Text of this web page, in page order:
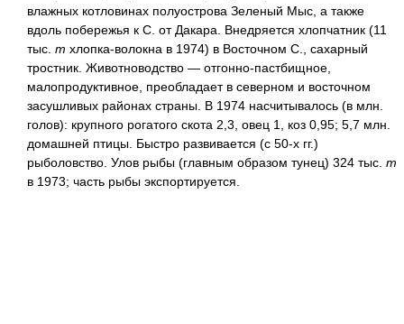
влажных котловинах полуострова Зеленый Мыс, а также
вдоль побережья к С. от Дакара. Внедряется хлопчатник (11
тыс. т хлопка-волокна в 1974) в Восточном С., сахарный
тростник. Животноводство — отгонно-пастбищное,
малопродуктивное, преобладает в северном и восточном
засушливых районах страны. В 1974 насчитывалось (в млн.
голов): крупного рогатого скота 2,3, овец 1, коз 0,95; 5,7 млн.
домашней птицы. Быстро развивается (с 50-х гг.)
рыболовство. Улов рыбы (главным образом тунец) 324 тыс. т
в 1973; часть рыбы экспортируется.